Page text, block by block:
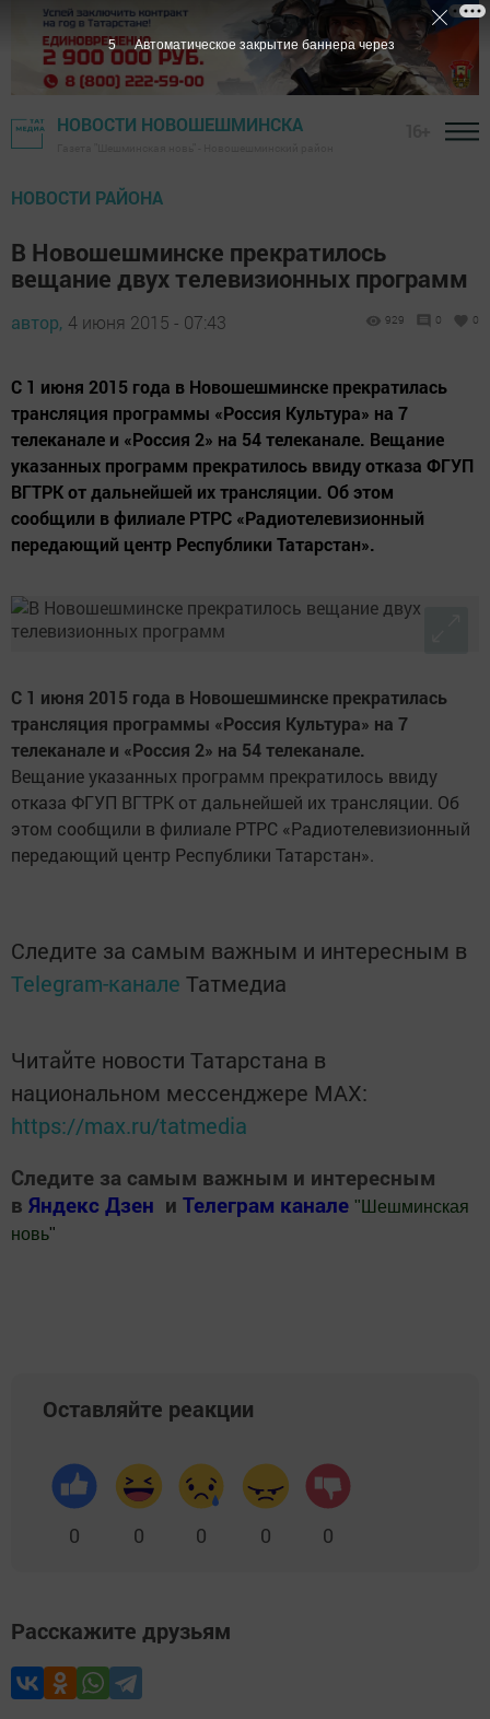
НОВОСТИ НОВОШЕШМИНСКА
НОВОСТИ РАЙОНА
В Новошешминске прекратилось
вещание двух телевизионных программ
автор, 4 июня 2015 - 07:43 929 0 0
С 1 июня 2015 года в Новошешминске прекратилась
трансляция программы «Россия Культура» на 7
телеканале и «Россия 2» на 54 телеканале. Вещание
указанных программ прекратилось ввиду отказа ФГУП
ВГТРК от дальнейшей их трансляции. Об этом
сообщили в филиале РТРС «Радиотелевизионный
передающий центр Республики Татарстан».
С 1 июня 2015 года в Новошешминске прекратилась
трансляция программы «Россия Культура» на 7
телеканале и «Россия 2» на 54 телеканале.
Вещание указанных программ прекратилось ввиду
отказа ФГУП ВГТРК от дальнейшей их трансляции. Об
этом сообщили в филиале РТРС «Радиотелевизионный
передающий центр Республики Татарстан».
Следите за самым важным и интересным в
Telegram-канале Татмедиа
Читайте новости Татарстана в
национальном мессенджере MАХ:
https://max.ru/tatmedia
Следите за самым важным и интересным
в Яндекс Дзен и Телеграм канале " Шешминская
новь"
Оставляйте реакции
0 0 0 0 0
Расскажите друзьям
4 Автоматическое закрытие баннера через